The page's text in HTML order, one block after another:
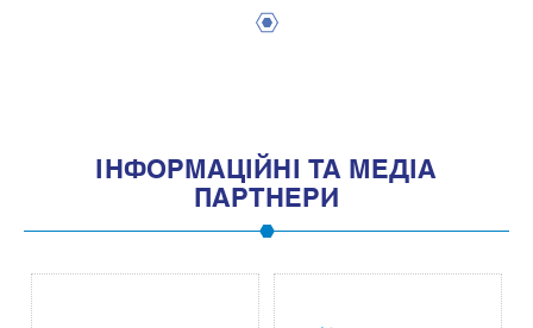
IНФОРМАЦIЙНI ТА МЕДIА
ПАРТНЕРИ